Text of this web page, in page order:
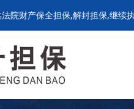
院财产保全担保,解封担保,继续